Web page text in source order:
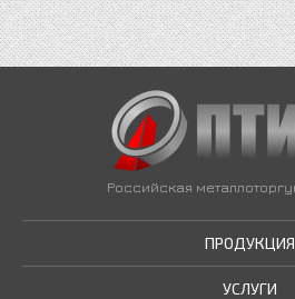
Российская
ПРОДУКЦИЯ
АКЦИИ ИУСЛУГИ